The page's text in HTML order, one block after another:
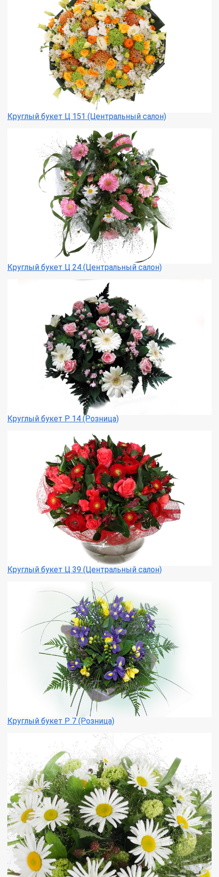
Круглый букет Ц 151 (Центральный салон)
Круглый букет Ц 24 (Центральный салон)
Круглый букет Р 14 (Розница)
Круглый букет Ц 39 (Центральный салон)
Круглый букет Р 7 (Розница)